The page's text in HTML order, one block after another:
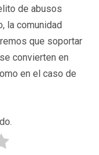
de abusos
la comunidad
que soportar
convierten en
en el caso de